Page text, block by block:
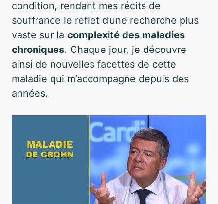
condition, rendant mes récits de
souffrance le reflet d’une recherche plus
vaste sur la complexité des maladies
chroniques. Chaque jour, je découvre
ainsi de nouvelles facettes de cette
maladie qui m’accompagne depuis des
années.